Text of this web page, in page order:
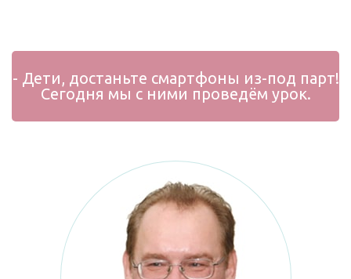
- Дети, достаньте смартфоны из-под парт!
Сегодня мы с ними проведём урок.